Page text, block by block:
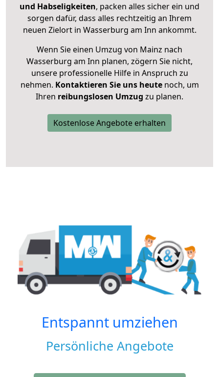
und Habseligkeiten, packen alles sicher ein und
sorgen dafür, dass alles rechtzeitig an Ihrem
neuen Zielort in Wasserburg am Inn ankommt.
Wenn Sie einen Umzug von Mainz nach
Wasserburg am Inn planen, zögern Sie nicht,
unsere professionelle Hilfe in Anspruch zu
nehmen. Kontaktieren Sie uns heutenoch, um
Ihren reibungslosen Umzug zu planen.
Kostenlose Angebote erhalten
Entspannt umziehen
Persönliche Angebote